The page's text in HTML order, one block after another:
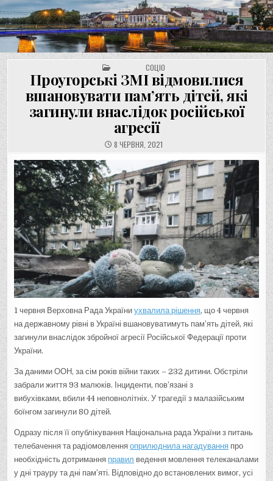
Перейти
до
вмісту
UNGVAR.UZ.UA
POSTED INСОЦІО
Проугорські ЗМІ відмовилися
вшановувати пам’ять дітей, які
загинули внаслідок російської
агресії
8 ЧЕРВНЯ, 2021
1 червня Верховна Рада Україниухвалила рішення, що 4 червня
на державному рівні в Україні вшановуватимуть пам’ять дітей, які
загинули внаслідок збройної агресії Російської Федерації проти
України.
За даними ООН, за сім років війни таких – 232 дитини. Обстріли
забрали життя 93 малюків. Інциденти, пов’язані з
вибухівками, вбили 44 неповнолітніх. У трагедії з малазійським
боїнгом загинули 80 дітей.
Одразу після її опублікування Національна рада України з питань
телебачення та радіомовленняоприлюднила нагадування про
необхідність дотримання правил ведення мовлення телеканалами
у дні трауру та дні пам’яті. Відповідно до встановлених вимог, усі